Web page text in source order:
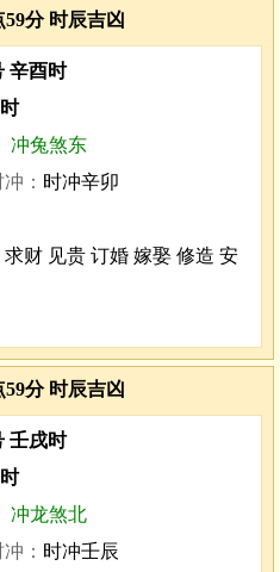
59分 时辰吉凶
辛酉时
冲兔煞东
： 时冲辛卯
财 见贵 订婚 嫁娶 修造 安
59分 时辰吉凶
壬戌时
冲龙煞北
： 时冲壬辰